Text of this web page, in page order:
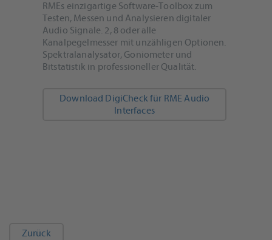
RMEs einzigartige Software-Toolbox zum
Testen, Messen und Analysieren digitaler
Audio Signale. 2, 8 oder alle
Kanalpegelmesser mit unzähligen Optionen.
Spektralanalysator, Goniometer und
Bitstatistik in professioneller Qualität.
Download DigiCheck für RME Audio
Interfaces
Zurück